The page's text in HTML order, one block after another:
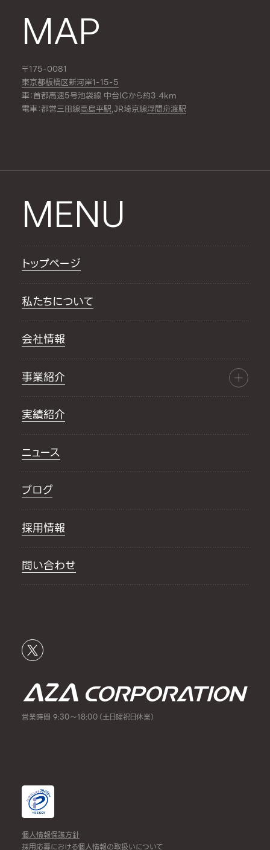
MAP
〒175-0081
東京都板橋区新河岸1-15-5
車：首都高速5号池袋線 中台ICから約3.4km
電車：都営三田線高島平駅,JR埼京線浮間舟渡駅
MENU
トップページ
私たちについて
会社情報
事業紹介
実績紹介
ニュース
ブログ
採用情報
問い合わせ
営業時間 9:30～18:00（土日曜祝日休業）
個人情報保護方針
採用応募における個人情報の取扱いについて